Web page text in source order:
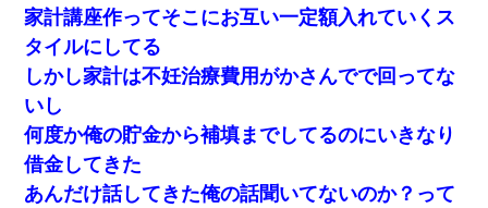
義兄嫁が義実家で「コロナ陽性だったからこのまま療養させて下
さい」と言い出してド修羅場になった
最近うちの庭に知らない男の人がしょっちゅう入ってくる。それ
を職場で愚痴ったら、同僚男性が怒鳴りつけてきた。
さっき嫁から、「愛しています」ってメールが届いた。俺も「愛
してます」って送ったら
家計講座作ってそこにお互い一定額入れていくス
タイルにしてる
しかし家計は不妊治療費用がかさんでで回ってな
いし
何度か俺の貯金から補填までしてるのにいきなり
借金してきた
あんだけ話してきた俺の話聞いてないのか？って